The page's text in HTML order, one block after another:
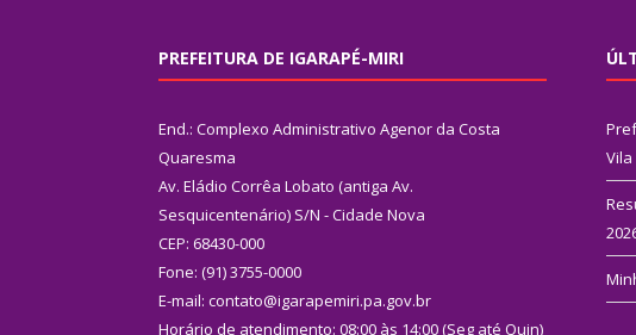
PREFEITURA DE IGARAPÉ-MIRI
End.: Complexo Administrativo Agenor da Costa
Quaresma
Av. Eládio Corrêa Lobato (antiga Av.
Sesquicentenário) S/N - Cidade Nova
CEP: 68430-000
Fone: (91) 3755-0000
E-mail: contato@igarapemiri.pa.gov.br
Horário de atendimento: 08:00 às 14:00 (Seg até Quin)